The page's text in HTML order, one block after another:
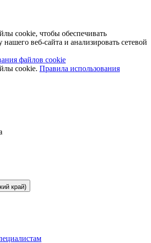
cookie, чтобы обеспечивать
веб-сайта и анализировать сетевой
файлов cookie
cookie. Правила использования
край)